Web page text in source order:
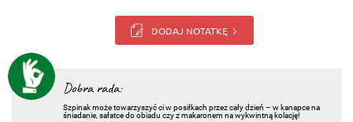
DODAJ NOTATKĘ
Dobra rada:
Szpinak może towarzyszyć ci w posiłkach przez cały dzień – w kanapce na
śniadanie, sałatce do obiadu czy z makaronem na wykwintną kolację!